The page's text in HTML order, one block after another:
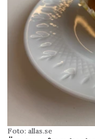
Foto: allas.se